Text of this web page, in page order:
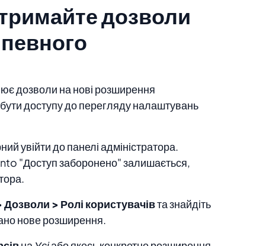
дозволи
дозволи на нові розширення
доступу до перегляду налаштувань
увійти до панелі адміністратора.
"Доступ заборонено" залишається,
> Ролі користувачівта знайдіть
нове розширення.